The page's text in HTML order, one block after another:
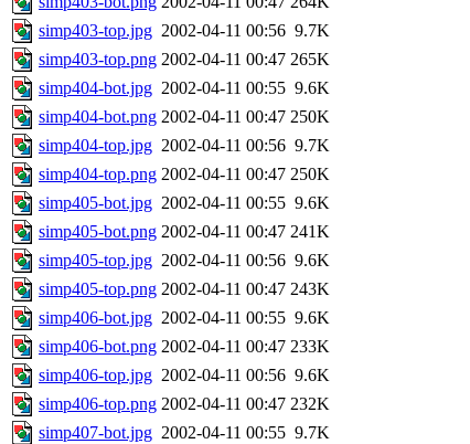
simp403-top.jpg 2002-04-11 00:56 9.7K
simp403-top.png 2002-04-11 00:47 265K
simp404-bot.jpg 2002-04-11 00:55 9.6K
simp404-bot.png 2002-04-11 00:47 250K
simp404-top.jpg 2002-04-11 00:56 9.7K
simp404-top.png 2002-04-11 00:47 250K
simp405-bot.jpg 2002-04-11 00:55 9.6K
simp405-bot.png 2002-04-11 00:47 241K
simp405-top.jpg 2002-04-11 00:56 9.6K
simp405-top.png 2002-04-11 00:47 243K
simp406-bot.jpg 2002-04-11 00:55 9.6K
simp406-bot.png 2002-04-11 00:47 233K
simp406-top.jpg 2002-04-11 00:56 9.6K
simp406-top.png 2002-04-11 00:47 232K
simp407-bot.jpg 2002-04-11 00:55 9.7K